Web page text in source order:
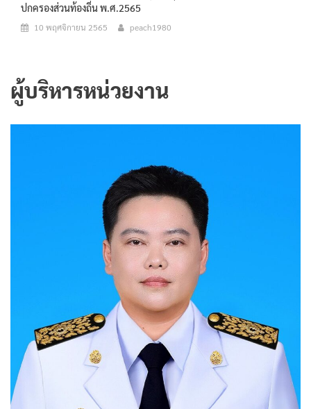
ปกครองส่วนท้องถิ่น พ.ศ.2565
10 พฤศจิกายน 2565 peach1980
ผู้บริหารหน่วยงาน